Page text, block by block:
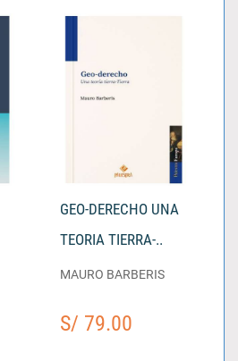
GEO-DERECHO UNA
TEORIA TIERRA-..
MAURO BARBERIS
S/ 79.00